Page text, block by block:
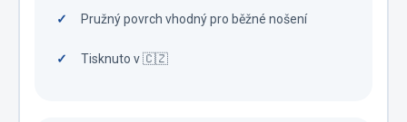
Pružný povrch vhodný pro běžné nošení
Tisknuto v 🇨🇿